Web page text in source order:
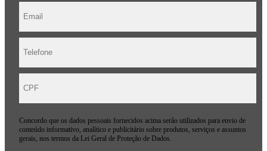
Concordo que os dados pessoais fornecidos acima serão utilizados para envio de
conteúdo informativo, analítico e publicitário sobre produtos, serviços e assuntos
gerais, nos termos da Lei Geral de Proteção de Dados.